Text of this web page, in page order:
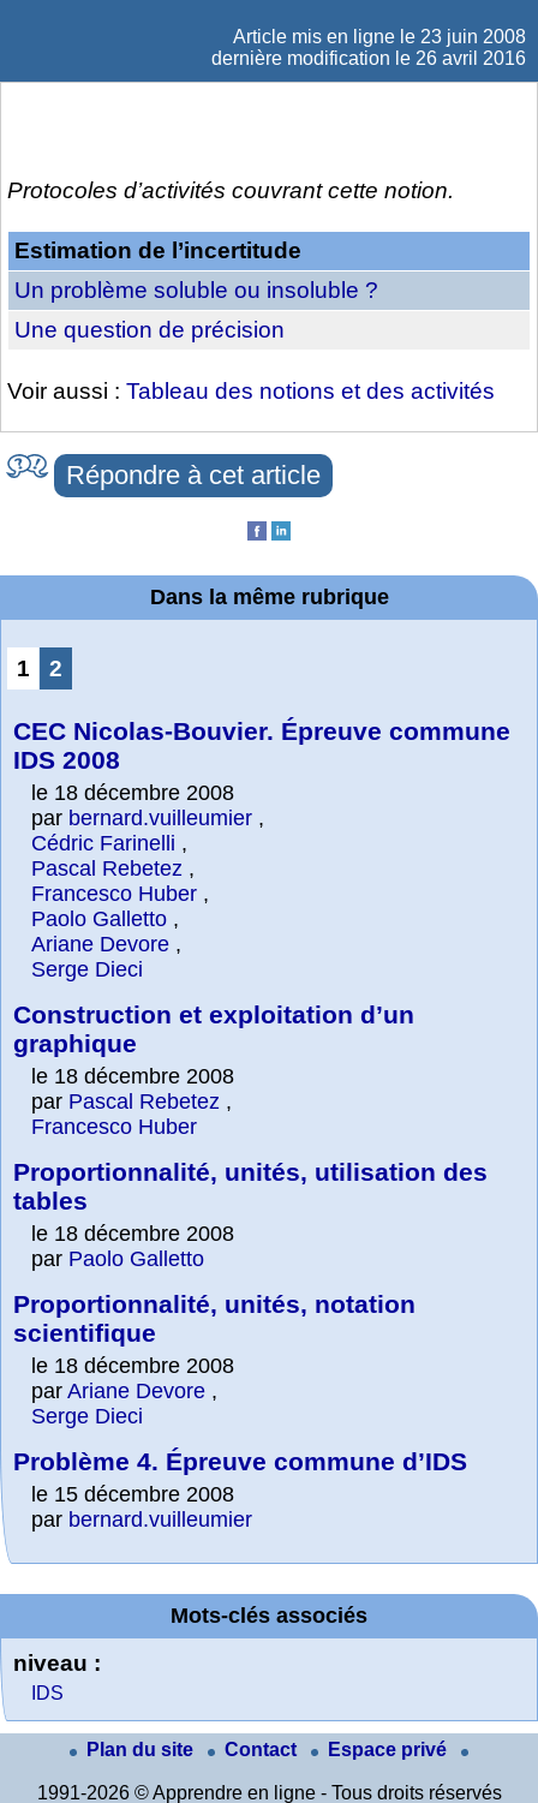
Article mis en ligne le 23 juin 2008
dernière modification le 26 avril 2016
Protocoles d’activités couvrant cette notion.
Estimation de l’incertitude
Un problème soluble ou insoluble ?
Une question de précision
Voir aussi : Tableau des notions et des activités
Répondre à cet article
Dans la même rubrique
1 2
CEC Nicolas-Bouvier. Épreuve commune
IDS 2008
le 18 décembre 2008
par bernard.vuilleumier ,
Cédric Farinelli ,
Pascal Rebetez ,
Francesco Huber ,
Paolo Galletto ,
Ariane Devore ,
Serge Dieci
Construction et exploitation d’un
graphique
le 18 décembre 2008
par Pascal Rebetez ,
Francesco Huber
Proportionnalité, unités, utilisation des
tables
le 18 décembre 2008
par Paolo Galletto
Proportionnalité, unités, notation
scientifique
le 18 décembre 2008
par Ariane Devore ,
Serge Dieci
Problème 4. Épreuve commune d’IDS
le 15 décembre 2008
par bernard.vuilleumier
Mots-clés associés
niveau :
IDS
Plan du site Contact Espace privé
1991-2026 © Apprendre en ligne - Tous droits réservés